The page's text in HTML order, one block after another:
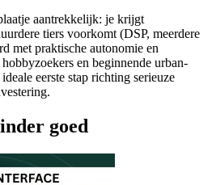
aantrekkelijk: je krijgt
tiers voorkomt (DSP, meerdere
met praktische autonomie en
en beginnende urban-
eerste stap richting serieuze
goed